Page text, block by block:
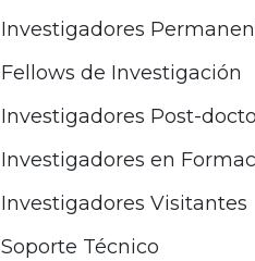
Investigadores
Fellows de Investigación
Investigadores Post-
Investigadores en
Investigadores Visitantes
Soporte Técnico